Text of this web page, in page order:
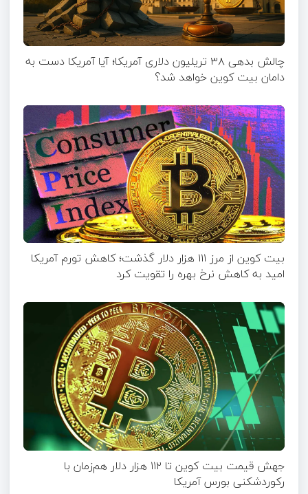
چالش بدهی ۳۸ تریلیون دلاری آمریکا؛ آیا آمریکا دست به
دامان بیت کوین خواهد شد؟
بیت کوین از مرز ۱۱۱ هزار دلار گذشت؛ کاهش تورم آمریکا
امید به کاهش نرخ بهره را تقویت کرد
جهش قیمت بیت‌ کوین تا ۱۱۲ هزار دلار هم‌زمان با
رکوردشکنی بورس آمریکا